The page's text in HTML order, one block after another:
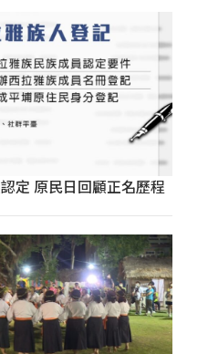
定 原民日回顧正名歷程